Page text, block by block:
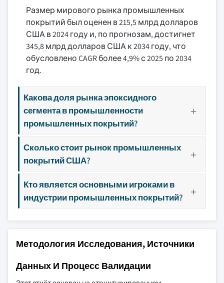
Размер мирового рынка промышленных
покрытий был оценен в 215,5 млрд долларов
США в 2024 году и, по прогнозам, достигнет
345,8 млрд долларов США к 2034 году, что
обусловлено CAGR более 4,9% с 2025 по 2034
год.
Какова доля рынка эпоксидного
сегмента в промышленности
промышленных покрытий?
Сколько стоит рынок промышленных
покрытий США?
Кто является основными игроками в
индустрии промышленных покрытий?
Методология Исследования, Источники
Данных И Процесс Валидации